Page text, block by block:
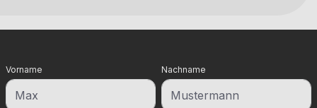
Vorname Nachname